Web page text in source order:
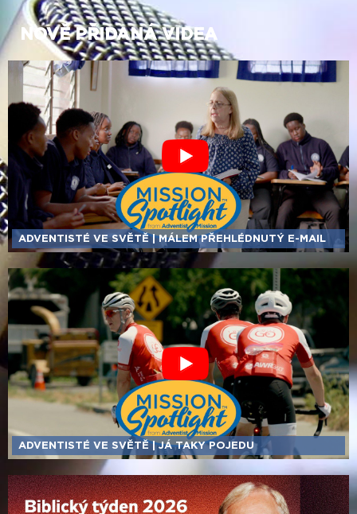
NOVĚ PŘIDANÁ VIDEA
ADVENTISTÉ VE SVĚTĚ | MÁLEM PŘEHLÉDNUTÝ E-MAIL
ADVENTISTÉ VE SVĚTĚ | JÁ TAKY POJEDU